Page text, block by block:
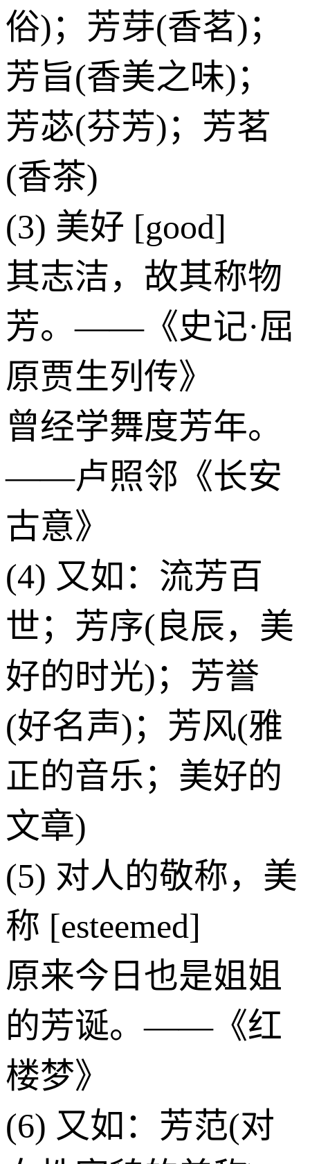
俗)；芳芽(香茗)；
芳旨(香美之味)；
芳苾(芬芳)；芳茗
(香茶)
(3) 美好 [good]
其志洁，故其称物
芳。——《史记·屈
原贾生列传》
曾经学舞度芳年。
——卢照邻《长安
古意》
(4) 又如：流芳百
世；芳序(良辰，美
好的时光)；芳誉
(好名声)；芳风(雅
正的音乐；美好的
文章)
(5) 对人的敬称，美
称 [esteemed]
原来今日也是姐姐
的芳诞。——《红
楼梦》
(6) 又如：芳范(对